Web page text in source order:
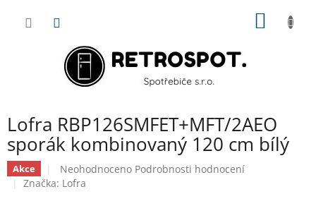
Lofra RBP126SMFET+MFT/2AEO
sporák kombinovaný 120 cm bílý
Akce
Průměrné
hodnocení
Neohodnoceno Podrobnosti hodnocení
Značka: Lofra